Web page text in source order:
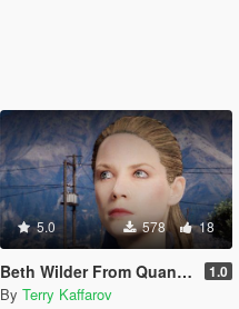
5.0 578 18
Beth Wilder From Quantum Break [Add-On Ped] 1.0
By Terry Kaffarov